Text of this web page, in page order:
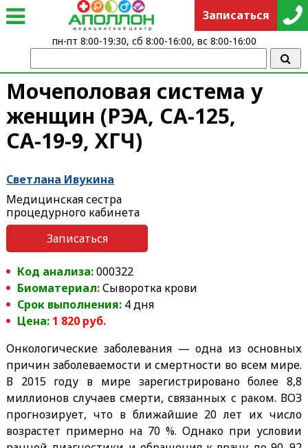
Мочеполовая система у
женщин (РЭА, СА-125,
СА-19-9, ХГЧ)
Светлана Ивукина
Медицинская сестра
процедурного кабинета
Записаться
Код анализа:000322
Биоматериал:Сыворотка крови
Срок выполнения:4 дня
Цена: 1 820 руб.
Онкологические заболевания — одна из основных
причин заболеваемости и смертности во всем мире.
В 2015 году в мире зарегистрировано более 8,8
миллионов случаев смерти, связанных с раком. ВОЗ
прогнозирует, что в ближайшие 20 лет их число
возрастет примерно на 70 %. Однако при условии
Записаться
пн-пт 8:00-19:30, сб 8:00-16:00, вс 8:00-16:00